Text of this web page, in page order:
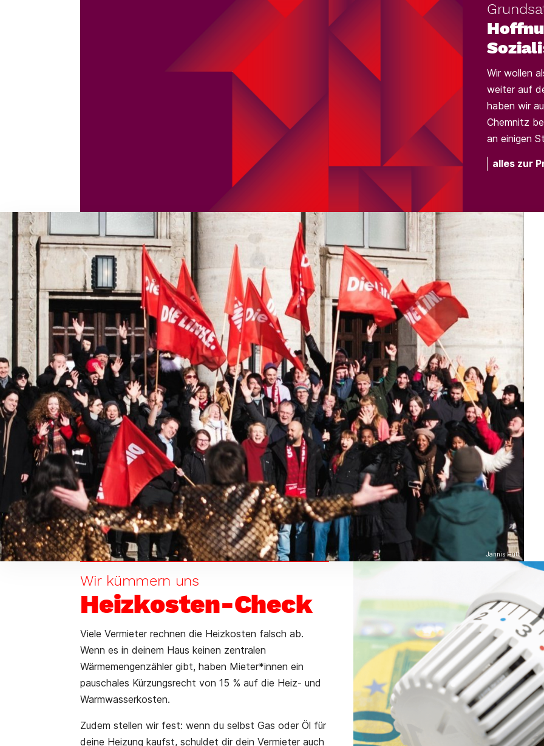
Wir wollen
weiter auf
haben wir
Chemnitz
an einigen
alles zur
Jannis Hutt
Wir kümmern uns
Heizkosten-Check
Viele Vermieter rechnen die Heizkosten falsch ab.
Wenn es in deinem Haus keinen zentralen
Wärmemengenzähler gibt, haben Mieter*innen ein
pauschales Kürzungsrecht von 15 % auf die Heiz- und
Warmwasserkosten.
Zudem stellen wir fest: wenn du selbst Gas oder Öl für
deine Heizung kaufst, schuldet dir dein Vermieter auch